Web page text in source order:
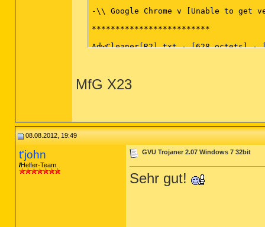
-\\ Google Chrome v [Unable to get
*************************
AdwCleaner[R2].txt - [628 octets] -
MfG X23
08.08.2012, 19:49
t'john
Helfer-Team
GVU Trojaner 2.07 Windows 7 32bit
Sehr gut!